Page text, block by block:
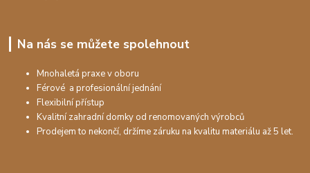
Na nás se můžete spolehnout
Mnohaletá praxe v oboru
Férové a profesionální jednání
Flexibilní přístup
Kvalitní zahradní domky od renomovaných výrobců
Prodejem to nekončí, držíme záruku na kvalitu materiálu až 5 let.